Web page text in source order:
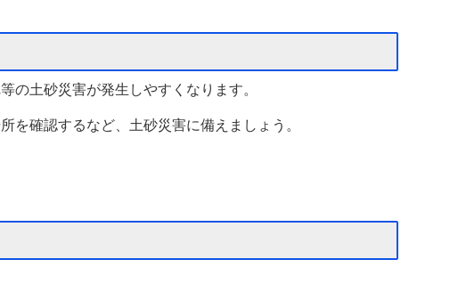
の土砂災害が発生しやすくなります。
を確認するなど、土砂災害に備えましょう。